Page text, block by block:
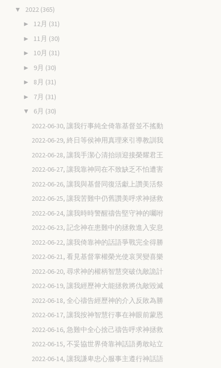
▼ 2022 (365)
► 12月 (31)
► 11月 (30)
► 10月 (31)
► 9月 (30)
► 8月 (31)
► 7月 (31)
▼ 6月 (30)
2022-06-30, 讓我行事純全倚靠基督並不搖動
2022-06-29, 終日等侯神用真理來引導教訓我
2022-06-28, 讓我手潔心清抬頭迎接榮耀君王
2022-06-27, 讓我靠神同在不致缺乏不怕遭害
2022-06-26, 讓我與基督同復活獻上讚美活祭
2022-06-25, 讓我苦難中仍舊讚美呼求神拯救
2022-06-24, 讓我時時警醒禱告堅守神的囑咐
2022-06-23, 記念神在患難中的拯救進入安息
2022-06-22, 讓我倚靠神的話語爭戰完全得勝
2022-06-21, 看見基督掌權榮光使哀哭變喜樂
2022-06-20, 尋求神的權柄智慧突破仇敵詭計
2022-06-19, 讓我經歷神大能拯救將仇敵毀滅
2022-06-18, 全心禱告經歷神的介入反敗為勝
2022-06-17, 讓我按神智慧行事在神眼前蒙恩
2022-06-16, 急難中全心捨己禱告呼求神拯救
2022-06-15, 不妥協世界倚靠神話語勇敢站立
2022-06-14, 讓我謙卑忠心服事主遵行神話語